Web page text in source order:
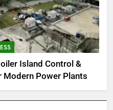
Island Control &
Power Plants